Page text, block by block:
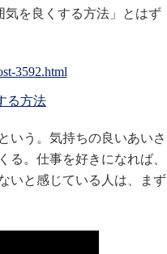
を良くする方法」とはず
る方法
いう。気持ちの良いあいさ
。仕事を好きになれば、
いと感じている人は、まず